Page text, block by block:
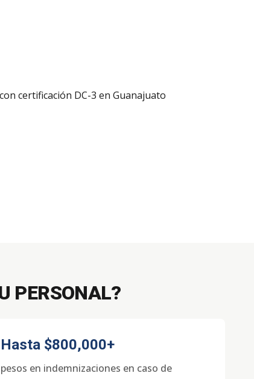
PERSONAL?
Hasta $800,000+
pesos en indemnizaciones en caso de